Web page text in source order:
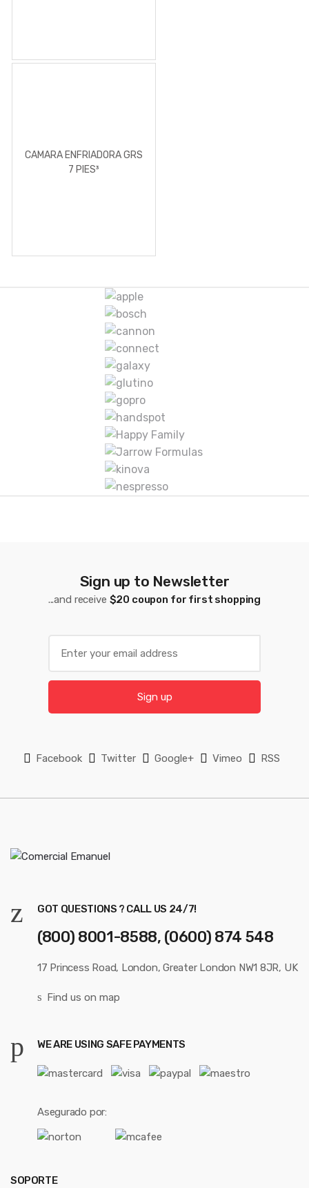
CAMARA ENFRIADORA GRS
7 PIES³
Sign up to Newsletter
...and receive $20 coupon for first shopping
a
l
Sign up
Facebook Twitter Google+ Vimeo RSS
GOT QUESTIONS ? CALL US 24/7!
(800) 8001-8588, (0600) 874 548
17 Princess Road, London, Greater London NW1 8JR, UK
Find us on map
WE ARE USING SAFE PAYMENTS
Asegurado por:
SOPORTE